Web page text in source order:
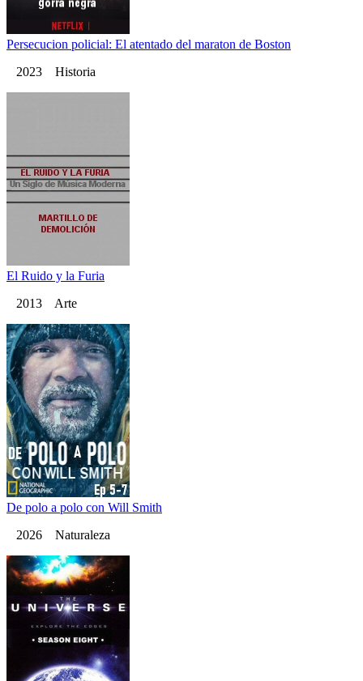
Persecucion policial: El atentado del maraton de Boston
2023 Historia
El Ruido y la Furia
2013 Arte
De polo a polo con Will Smith
2026 Naturaleza